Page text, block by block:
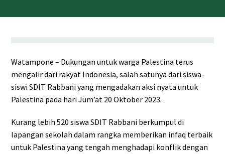
Watampone – Dukungan untuk warga Palestina terus
mengalir dari rakyat Indonesia, salah satunya dari siswa-
siswi SDIT Rabbani yang mengadakan aksi nyata untuk
Palestina pada hari Jum’at 20 Oktober 2023.
Kurang lebih 520 siswa SDIT Rabbani berkumpul di
lapangan sekolah dalam rangka memberikan infaq terbaik
untuk Palestina yang tengah menghadapi konflik dengan